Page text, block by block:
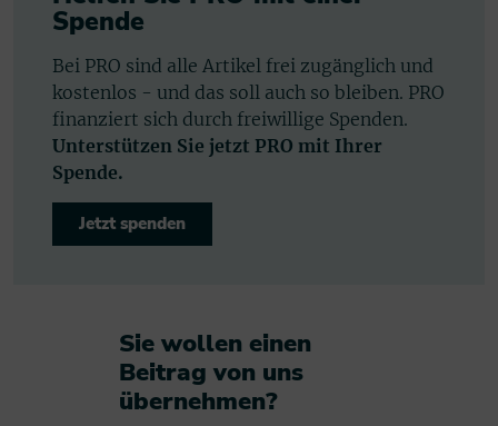
Spende
Bei PRO sind alle Artikel frei zugänglich und
kostenlos - und das soll auch so bleiben. PRO
finanziert sich durch freiwillige Spenden.
Unterstützen Sie jetzt PRO mit Ihrer
Spende.
Jetzt spenden
Sie wollen einen
Beitrag von uns
übernehmen?​